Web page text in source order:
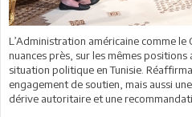
L’Administration américaine comme
nuances près, sur les mêmes positions
situation politique en Tunisie.
engagement de soutien, mais aussi
dérive autoritaire et une